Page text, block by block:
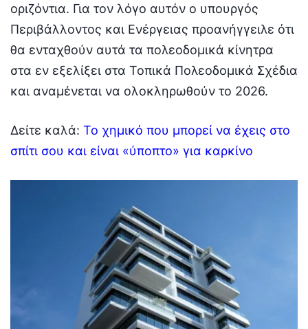
οριζόντια. Για τον λόγο αυτόν ο υπουργός
Περιβάλλοντος και Ενέργειας προανήγγειλε ότι
θα ενταχθούν αυτά τα πολεοδομικά κίνητρα
στα εν εξελίξει στα Τοπικά Πολεοδομικά Σχέδια
και αναμένεται να ολοκληρωθούν το 2026.
Δείτε καλά: Το χημικό που μπορεί να έχεις στο
σπίτι σου και είναι «ύποπτο» για καρκίνο